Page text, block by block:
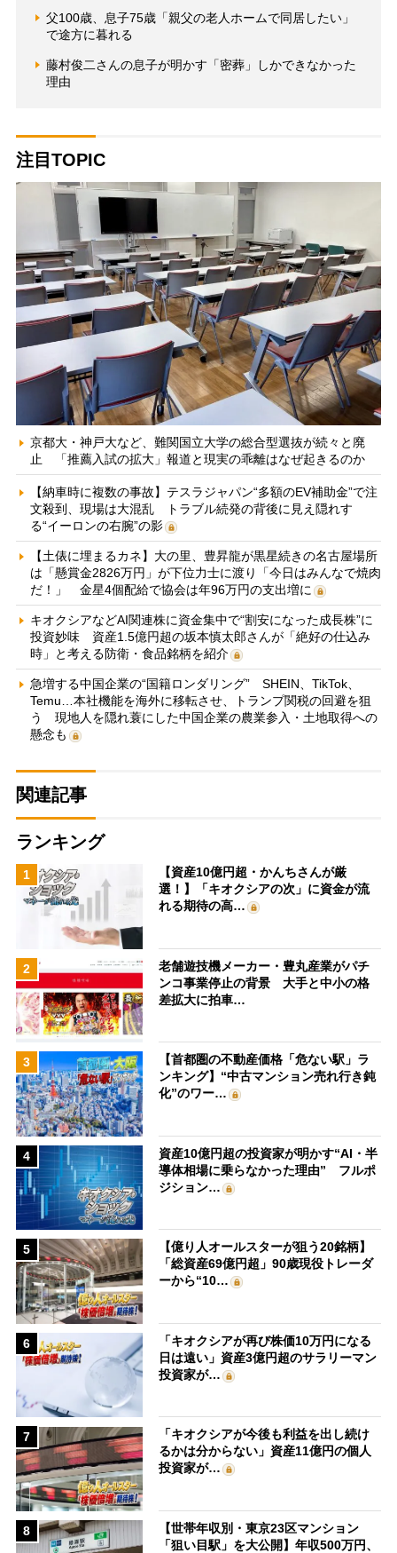
父100歳、息子75歳「親父の老人ホームで同居したい」
で途方に暮れる
藤村俊二さんの息子が明かす「密葬」しかできなかった
理由
注目TOPIC
京都大・神戸大など、難関国立大学の総合型選抜が続々と廃
止 「推薦入試の拡大」報道と現実の乖離はなぜ起きるのか
【納車時に複数の事故】テスラジャパン“多額のEV補助金”で注
文殺到、現場は大混乱 トラブル続発の背後に見え隠れす
る“イーロンの右腕”の影
【土俵に埋まるカネ】大の里、豊昇龍が黒星続きの名古屋場所
は「懸賞金2826万円」が下位力士に渡り「今日はみんなで焼肉
だ！」 金星4個配給で協会は年96万円の支出増に
キオクシアなどAI関連株に資金集中で“割安になった成長株”に
投資妙味 資産1.5億円超の坂本慎太郎さんが「絶好の仕込み
時」と考える防衛・食品銘柄を紹介
急増する中国企業の“国籍ロンダリング” SHEIN、TikTok、
Temu…本社機能を海外に移転させ、トランプ関税の回避を狙
う 現地人を隠れ蓑にした中国企業の農業参入・土地取得への
懸念も
関連記事
ランキング
1
【資産10億円超・かんちさんが厳
選！】「キオクシアの次」に資金が流
れる期待の高…
2
老舗遊技機メーカー・豊丸産業がパチ
ンコ事業停止の背景 大手と中小の格
差拡大に拍車…
3
【首都圏の不動産価格「危ない駅」ラ
ンキング】“中古マンション売れ行き鈍
化”のワー…
4
資産10億円超の投資家が明かす“AI・半
導体相場に乗らなかった理由” フルポ
ジション…
5
【億り人オールスターが狙う20銘柄】
「総資産69億円超」90歳現役トレーダ
ーから“10…
6
「キオクシアが再び株価10万円になる
日は遠い」資産3億円超のサラリーマン
投資家が…
7
「キオクシアが今後も利益を出し続け
るかは分からない」資産11億円の個人
投資家が…
8
【世帯年収別・東京23区マンション
「狙い目駅」を大公開】年収500万円、